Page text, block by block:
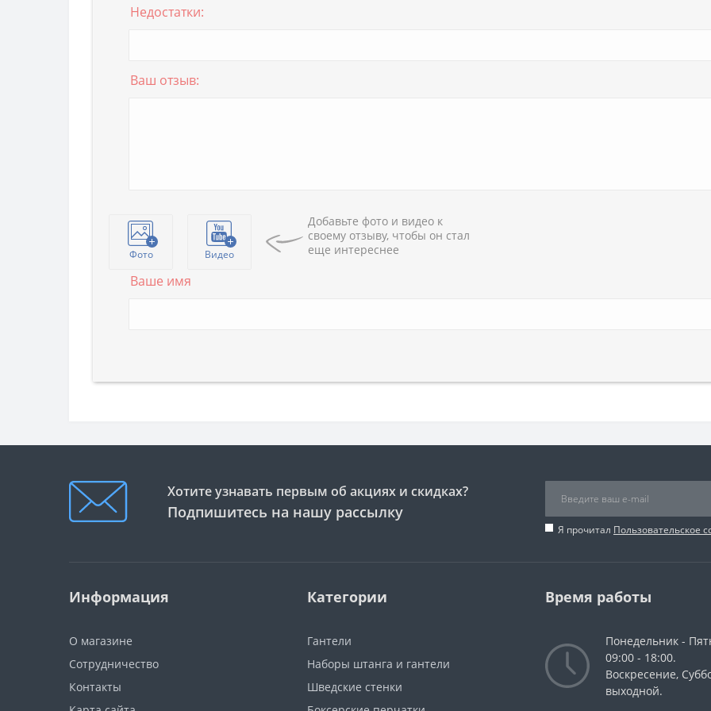
Недостатки:
Ваш отзыв:
Фото Видео
Добавьте фото и видео к
своему отзыву, чтобы он стал
еще интереснее
Ваше имя
Хотите узнавать первым об акциях и скидках?
Подпишитесь на нашу рассылку
Я прочитал Пользовательское
Информация
О магазине
Сотрудничество
Контакты
Категории
Гантели
Наборы штанга и гантели
Шведские стенки
Время работы
Понедельник -
09:00 - 18:00.
Воскресение,
выходной.